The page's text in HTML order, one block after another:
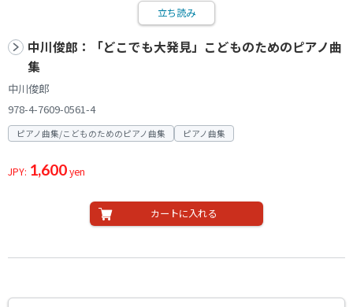
立ち読み
中川俊郎：「どこでも大発見」こどものためのピアノ曲
集
中川俊郎
978-4-7609-0561-4
ピアノ曲集/こどものためのピアノ曲集 ピアノ曲集
JPY: 1,600yen
カートに入れる